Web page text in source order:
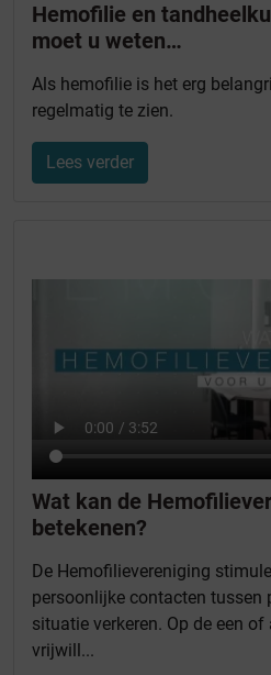
Hemofilie en
moet u weten…
Als hemofilie is het erg
regelmatig te zien.
Lees verder
Wat kan de
betekenen?
De Hemofilievereniging
persoonlijke contacten tussen
situatie verkeren. Op de een
vrijwill...